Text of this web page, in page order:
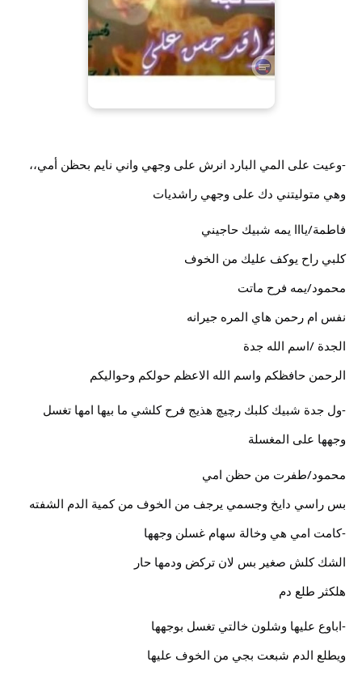
-وعيت على المي البارد انرش على وجهي واني نايم بحظن أمي،،
وهي متوليتني دك على وجهي راشديات
فاطمة/يااا يمه شبيك حاجيني
كلبي راح يوكف عليك من الخوف
محمود/يمه فرح ماتت
نفس ام رحمن هاي المره جيرانه
الجدة /اسم الله جدة
الرحمن حافظكم واسم الله الاعظم حولكم وحواليكم
-ول جدة شبيك كلبك رچيچ هذيج فرح كلشي ما بيها امها تغسل
وجهها على المغسلة
محمود/طفرت من حظن امي
بس راسي دايخ وجسمي يرجف من الخوف من كمية الدم الشفته
-كامت امي هي وخالة سهام غسلن وجهها
الشك كلش صغير بس لان تركض ودمها حار
هلكثر طلع دم
-اباوع عليها وشلون خالتي تغسل بوجهها
ويطلع الدم شبعت بجي من الخوف عليها